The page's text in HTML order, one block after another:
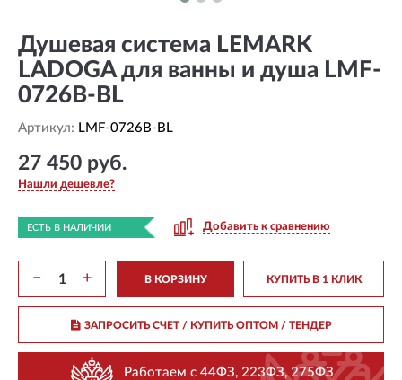
Душевая система LEMARK
LADOGA для ванны и душа LMF-
0726B-BL
Артикул: LMF-0726B-BL
27 450 руб.
Нашли дешевле?
ЕСТЬ В НАЛИЧИИ Добавить к сравнению
− + В КОРЗИНУ КУПИТЬ В 1 КЛИК
ЗАПРОСИТЬ СЧЕТ / КУПИТЬ ОПТОМ/ ТЕНДЕР
Работаем с 44ФЗ, 223ФЗ, 275ФЗ